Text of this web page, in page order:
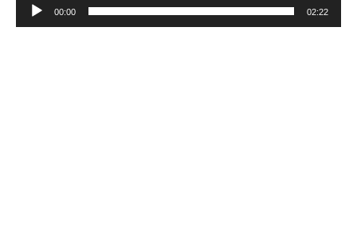
Reprodutor
de
00:00 02:22